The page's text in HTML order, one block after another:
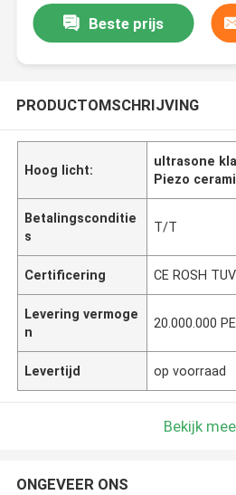
Beste prijs
PRODUCTOMSCHRIJVING
Hoog licht:
ultrasone
Piezo
Betalingsconditie
s
T/T
Certificering CE ROSH TUV
Levering vermoge
n
20.000.000
Levertijd op voorraad
Bekijk
ONGEVEER ONS